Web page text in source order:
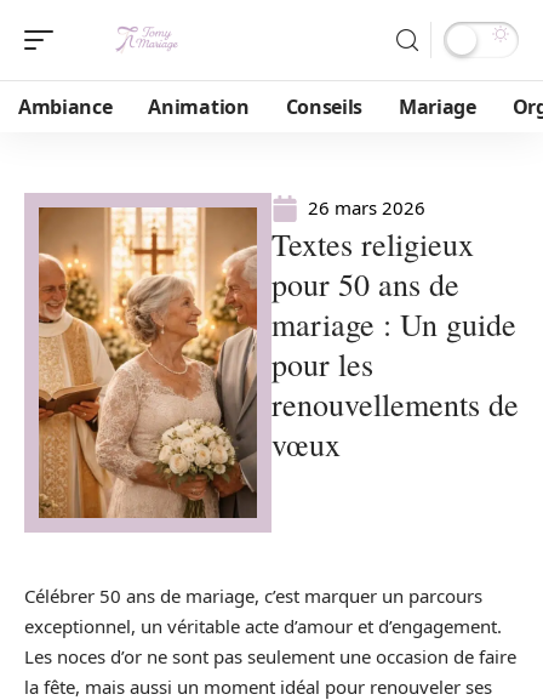
Ambiance Animation Conseils Mariage
26 mars 2026
Textes religieux
pour 50 ans de
mariage : Un guide
pour les
renouvellements de
vœux
Célébrer 50 ans de mariage, c’est marquer un parcours
exceptionnel, un véritable acte d’amour et d’engagement.
Les noces d’or ne sont pas seulement une occasion de faire
la fête, mais aussi un moment idéal pour renouveler ses